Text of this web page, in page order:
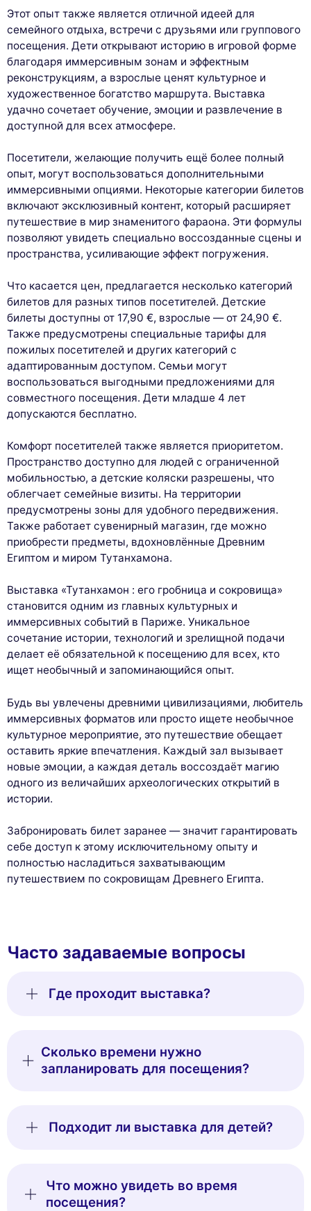
Consents certified by
Этот опыт также является отличной идеей для
семейного отдыха, встречи с друзьями или группового
посещения. Дети открывают историю в игровой форме
благодаря иммерсивным зонам и эффектным
реконструкциям, а взрослые ценят культурное и
художественное богатство маршрута. Выставка
удачно сочетает обучение, эмоции и развлечение в
доступной для всех атмосфере.
Посетители, желающие получить ещё более полный
опыт, могут воспользоваться дополнительными
иммерсивными опциями. Некоторые категории билетов
включают эксклюзивный контент, который расширяет
путешествие в мир знаменитого фараона. Эти формулы
позволяют увидеть специально воссозданные сцены и
пространства, усиливающие эффект погружения.
Что касается цен, предлагается несколько категорий
билетов для разных типов посетителей. Детские
билеты доступны от 17,90 €, взрослые — от 24,90 €.
Также предусмотрены специальные тарифы для
пожилых посетителей и других категорий с
адаптированным доступом. Семьи могут
воспользоваться выгодными предложениями для
совместного посещения. Дети младше 4 лет
допускаются бесплатно.
Комфорт посетителей также является приоритетом.
Пространство доступно для людей с ограниченной
мобильностью, а детские коляски разрешены, что
облегчает семейные визиты. На территории
предусмотрены зоны для удобного передвижения.
Также работает сувенирный магазин, где можно
приобрести предметы, вдохновлённые Древним
Египтом и миром Тутанхамона.
Выставка «Тутанхамон : его гробница и сокровища»
становится одним из главных культурных и
иммерсивных событий в Париже. Уникальное
сочетание истории, технологий и зрелищной подачи
делает её обязательной к посещению для всех, кто
ищет необычный и запоминающийся опыт.
Будь вы увлечены древними цивилизациями, любитель
иммерсивных форматов или просто ищете необычное
культурное мероприятие, это путешествие обещает
оставить яркие впечатления. Каждый зал вызывает
новые эмоции, а каждая деталь воссоздаёт магию
одного из величайших археологических открытий в
истории.
Забронировать билет заранее — значит гарантировать
себе доступ к этому исключительному опыту и
полностью насладиться захватывающим
путешествием по сокровищам Древнего Египта.
Часто задаваемые вопросы
Где проходит выставка?
Сколько времени нужно
запланировать для посещения?
Подходит ли выставка для детей?
Что можно увидеть во время
посещения?